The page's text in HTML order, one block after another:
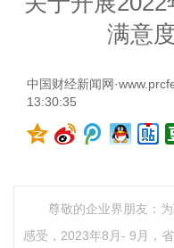
满意
中国财经新闻网
13:30:35
尊敬的企业界朋友：
感受，2023年8月- 9月，